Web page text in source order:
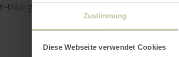
Zustimmung
Diese Webseite verwendet Cookies
E-Mail: gemuend@jugendherberge.de